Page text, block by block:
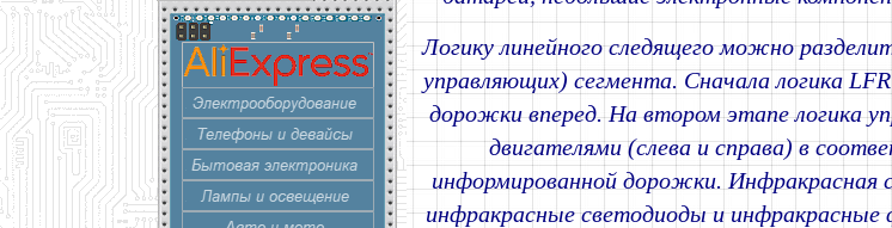
Логику линейного следящего можно
управляющих) сегмента. Сначала логика
дорожки вперед. На втором этапе логика
двигателями (слева и справа) в
информированной дорожки. Инфракрасная
инфракрасные светодиоды и